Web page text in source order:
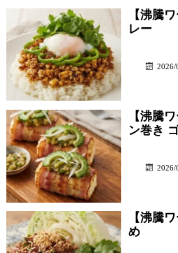
【沸騰
レー
2026/
【沸騰
ン巻き
2026/
【沸騰
め